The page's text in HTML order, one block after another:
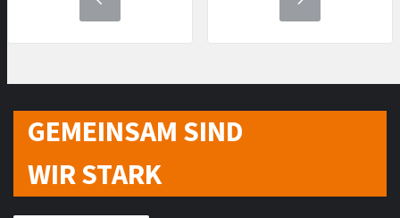
GEMEINSAM SIND
WIR STARK